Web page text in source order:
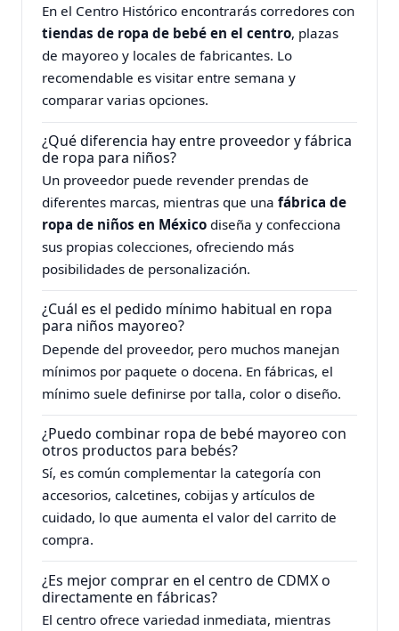
En el Centro Histórico encontrarás corredores con
tiendas de ropa de bebé en el centro, plazas
de mayoreo y locales de fabricantes. Lo
recomendable es visitar entre semana y
comparar varias opciones.
¿Qué diferencia hay entre proveedor y fábrica
de ropa para niños?
Un proveedor puede revender prendas de
diferentes marcas, mientras que unafábrica de
ropa de niños en México diseña y confecciona
sus propias colecciones, ofreciendo más
posibilidades de personalización.
¿Cuál es el pedido mínimo habitual en ropa
para niños mayoreo?
Depende del proveedor, pero muchos manejan
mínimos por paquete o docena. En fábricas, el
mínimo suele definirse por talla, color o diseño.
¿Puedo combinar ropa de bebé mayoreo con
otros productos para bebés?
Sí, es común complementar la categoría con
accesorios, calcetines, cobijas y artículos de
cuidado, lo que aumenta el valor del carrito de
compra.
¿Es mejor comprar en el centro de CDMX o
directamente en fábricas?
El centro ofrece variedad inmediata, mientras